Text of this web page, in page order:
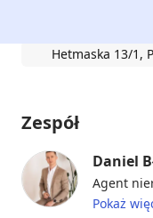
Hetmaska 13/1,
Zespół
Daniel
Agent
Pokaż